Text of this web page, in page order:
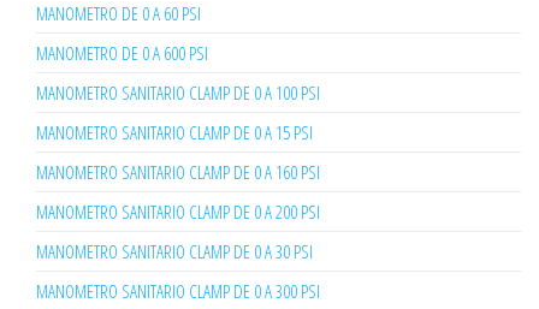
MANOMETRO DE 0 A 60 PSI
MANOMETRO DE 0 A 600 PSI
MANOMETRO SANITARIO CLAMP DE 0 A 100 PSI
MANOMETRO SANITARIO CLAMP DE 0 A 15 PSI
MANOMETRO SANITARIO CLAMP DE 0 A 160 PSI
MANOMETRO SANITARIO CLAMP DE 0 A 200 PSI
MANOMETRO SANITARIO CLAMP DE 0 A 30 PSI
MANOMETRO SANITARIO CLAMP DE 0 A 300 PSI